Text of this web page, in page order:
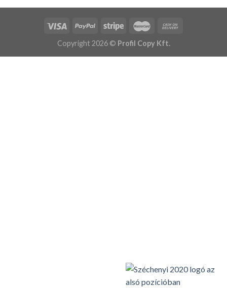
Copyright 2026 © Profil Copy Kft.